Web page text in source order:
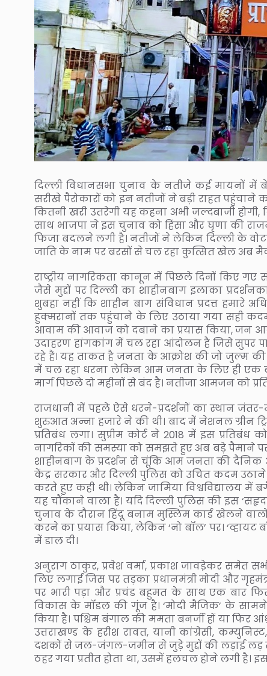
दिल्ली विधानसभा चुनाव के नतीजे कई मायनों में
सरीखे पैरोकारों को इन नतीजों ने बड़ी राहत
कितनी खरी उतरेगी यह कहना अभी जल्दबाजी
साथ भाजपा ने इस चुनाव को हिंसा और घृणा की
फिजा बदलने लगी है। नतीजों ने लेकिन दिल्ली के
जाति के नाम पर बरसों से चल रहा कुत्सित खेल अब
राष्ट्रीय नागरिकता कानून में पिछले दिनों किए गए
जैसे मुद्दों पर दिल्ली का शाहीनबाग इलाका
शुबहा नहीं कि शाहीन बाग संविधान प्रदत्त हमारे
हुक्मरानों तक पहुंचाने के लिए उठाया गया सही कदम
आवाम की आवाज को दबाने का प्रयास किया, जन
उदाहरण हांगकांग में चल रहा आंदोलन है जिसे सुपर
रहे हैं। यह ताकत है जनता के आक्रोश की जो जुल्म की
में चल रहा धरना लेकिन आम जनता के लिए ही एक
मार्ग पिछले दो महीनों से बंद है। नतीजा आमजन को
राजधानी में पहले ऐसे धरने-प्रदर्शनों का स्थान
शुरुआत अन्ना हजारे ने की थी। बाद में नेशनल ग्रीन
प्रतिबंध लगा। सुप्रीम कोर्ट ने 2018 में इस
नागरिकों की समस्या को समझते हुए अब बड़े पैमाने पर
शाहीनबाग के प्रदर्शन से चूंकि आम जनता की दैनिक
केंद्र सरकार और दिल्ली पुलिस को उचित कदम
करते हुए कही थी। लेकिन जामिया विश्वविद्यालय
यह चौंकाने वाला है। यदि दिल्ली पुलिस की इस
चुनाव के दौरान हिंदू बनाम मुस्लिम कार्ड खेलने
करने का प्रयास किया, लेकिन ‘नो बॉल’ पर।
में डाल दी।
अनुराग ठाकुर, प्रवेश वर्मा, प्रकाश जावडे़कर समेत
लिए लगाई जिस पर तड़का प्रधानमंत्री मोदी और
पर भारी पड़ा और प्रचंड बहुमत के साथ एक बार
विकास के मॉडल की गूंज है। ‘मोदी मैजिक’ के
किया है। पश्चिम बंगाल की ममता बनर्जी हों या
उत्तराखण्ड के हरीश रावत, यानी कांग्रेसी,
दशकों से जल-जंगल-जमीन से जुड़े मुद्दों की लड़ाई लड़
ठहर गया प्रतीत होता था, उसमें हलचल होने लगी है।